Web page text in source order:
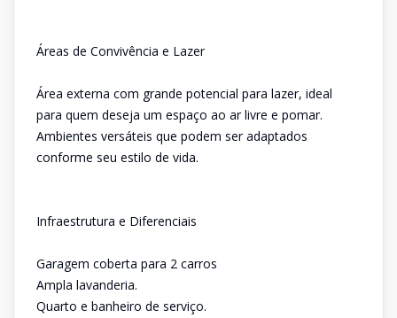
Áreas de Convivência e Lazer
Área externa com grande potencial para lazer, ideal
para quem deseja um espaço ao ar livre e pomar.
Ambientes versáteis que podem ser adaptados
conforme seu estilo de vida.
Infraestrutura e Diferenciais
Garagem coberta para 2 carros
Ampla lavanderia.
Quarto e banheiro de serviço.